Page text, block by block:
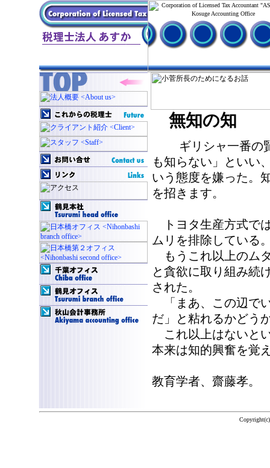
無知の知
ギリシャ一番の賢
も知らない」といい
いう態度を嫌った。
を招きます。
トヨタ生産方式で
ムリを排除している
もうこれ以上のム
と貪欲に取り組み続
された。
「まあ、この辺で
だ」と粘れるかどう
これ以上はないと
本来は知的興奮を覚
教育学者、齋藤孝